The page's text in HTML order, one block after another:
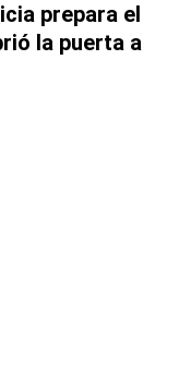
prepara el
la puerta a